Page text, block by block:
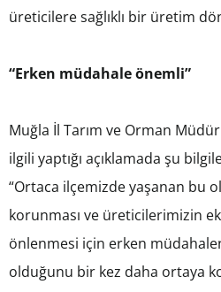
üreticilere sağlıklı bir üretim
“Erken müdahale önemli”
Muğla İl Tarım ve Orman
ilgili yaptığı açıklamada şu
“Ortaca ilçemizde yaşanan bu
korunması ve üreticilerimizin
önlenmesi için erken
olduğunu bir kez daha ortaya